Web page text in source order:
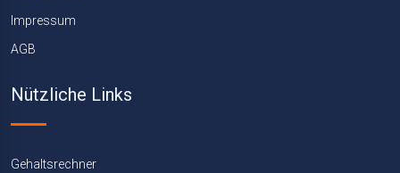
Impressum
AGB
Nützliche Links
Gehaltsrechner